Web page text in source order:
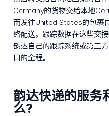
Germany的货物交给本地
而发往United States的包裹
络配送。跟踪数据在这些交
韵达自己的跟踪系统或第三
口的全程。
韵达快递的服务
么?